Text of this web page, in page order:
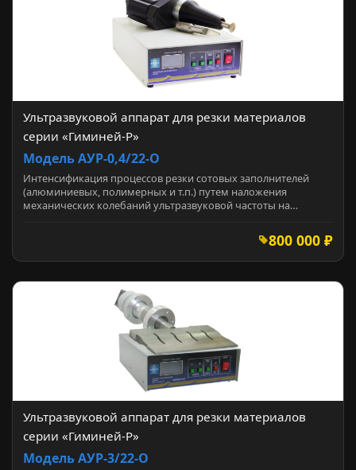
Ультразвуковой аппарат для резки материалов
серии «Гиминей-Р»
Модель АУР-0,4/22-О
Интенсификация процессов резки сотовых заполнителей
(алюминиевых, полимерных и т.п.) путем наложения
механических колебаний ультразвуковой частоты на…
800 000 ₽
Ультразвуковой аппарат для резки материалов
серии «Гиминей-Р»
Модель АУР-3/22-О